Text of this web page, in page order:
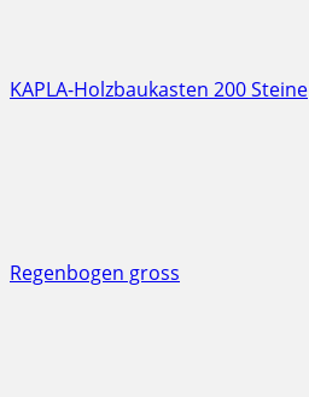
KAPLA-Holzbaukasten 200 Steine
Regenbogen gross